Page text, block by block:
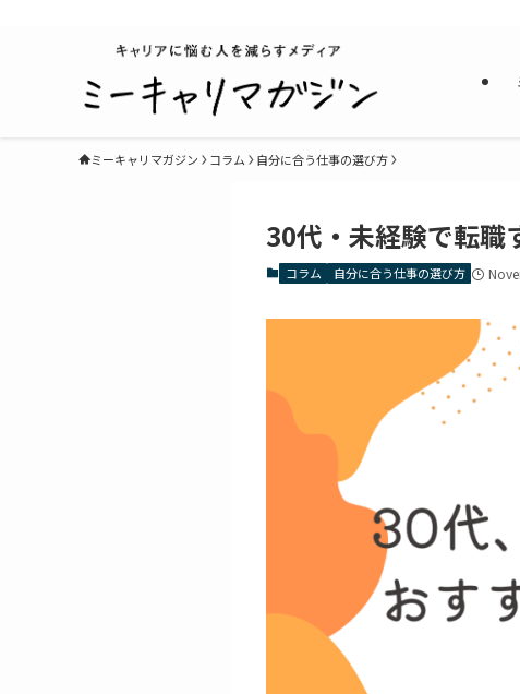
ミーキャリマガジン コラム 自分に合う仕事の選び方
30代・未経験で転職
コラム 自分に合う仕事の選び方